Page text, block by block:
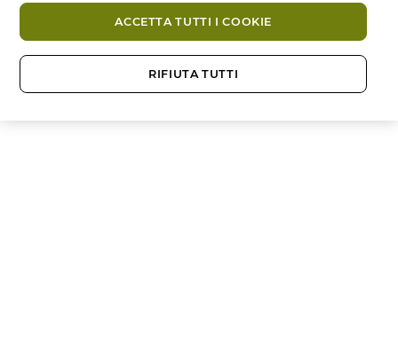
RIFIUTA TUTTI
ACCETTA TUTTI I COOKIE